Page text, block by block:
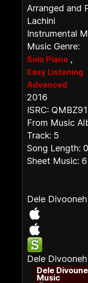
Arranged and
Lachini
Instrumental
Music Genre:
Solo Piano ,
Easy Listening
Advanced
2016
ISRC:
From Music
Track: 5
Song Length:
Sheet Music:
Dele
Dele
Dele
Music